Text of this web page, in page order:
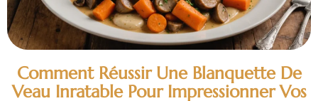
Comment Réussir Une Blanquette De
Veau Inratable Pour Impressionner Vos